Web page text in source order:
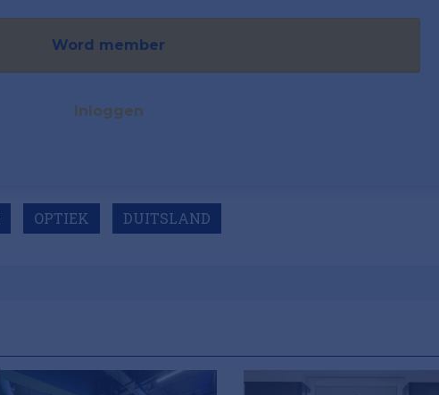
Word member
Inloggen
OPTIEK DUITSLAND